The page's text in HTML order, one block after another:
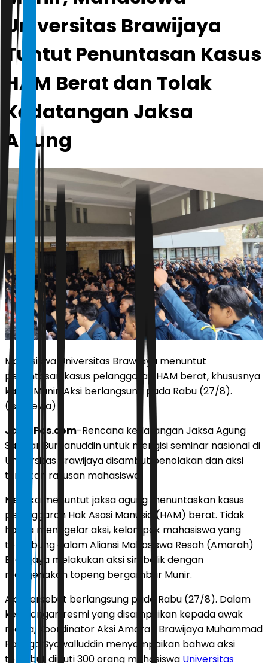
Universitas Brawijaya
Tuntut Penuntasan Kasus
HAM Berat dan Tolak
Kedatangan Jaksa
Agung
Mahasiswa Universitas Brawijaya menuntut
penuntasan kasus pelanggaran HAM berat, khususnya
kasus Munir. Aksi berlangsung pada Rabu (27/8).
(Istimewa)
JawaPos.com-Rencana kedatangan Jaksa Agung
Sanitiar Burhanuddin untuk mengisi seminar nasional di
Universitas Brawijaya disambut penolakan dan aksi
tuntutan ratusan mahasiswa.
Mereka menuntut jaksa agung menuntaskan kasus
pelanggaran Hak Asasi Manusia (HAM) berat. Tidak
hanya menggelar aksi, kelompok mahasiswa yang
tergabung dalam Aliansi Mahasiswa Resah (Amarah)
Brawijaya melakukan aksi simbolik dengan
mengenakan topeng bergambar Munir.
Aksi tersebut berlangsung pada Rabu (27/8). Dalam
keterangan resmi yang disampaikan kepada awak
media, Koordinator Aksi Amarah Brawijaya Muhammad
Rangga Syawalluddin menyampaikan bahwa aksi
tersebut diikuti 300 orang mahasiswa Universitas